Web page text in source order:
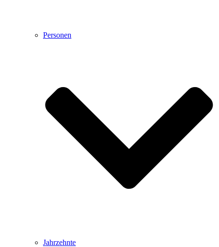
Personen
Jahrzehnte